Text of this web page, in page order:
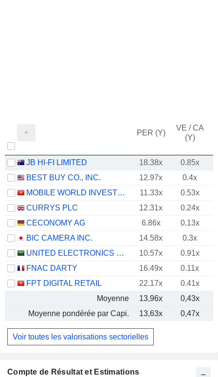
PER (Y)
VE / CA
(Y)
JB HI-FI LIMITED 18.38x
0.85x
BEST BUY CO., INC.
12.97x
0.4x
MOBILE WORLD INVESTMENT CORPORATION
11.33x
0.53x
CURRYS PLC
12.31x
0.24x
CECONOMY AG
6.86x
0.13x
BIC CAMERA INC.
14.58x
0.3x
UNITED ELECTRONICS COMPANY
10.57x
0.91x
FNAC DARTY
16.49x
0.11x
FPT DIGITAL RETAIL
22.17x 0.41x
Moyenne
13,96x
0,43x
Moyenne pondérée par Capi.
13,63x 0,47x
Voir toutes les valorisations sectorielles
Compte de Résultat et Estimations